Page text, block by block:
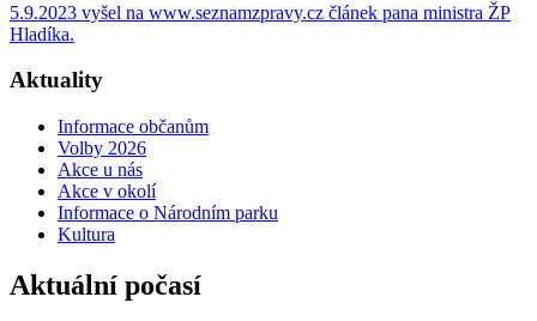
5.9.2023 vyšel na www.seznamzpravy.cz článek pana ministra ŽP
Hladíka.
Aktuality
Informace občanům
Volby 2026
Akce u nás
Akce v okolí
Informace o Národním parku
Kultura
Aktuální počasí